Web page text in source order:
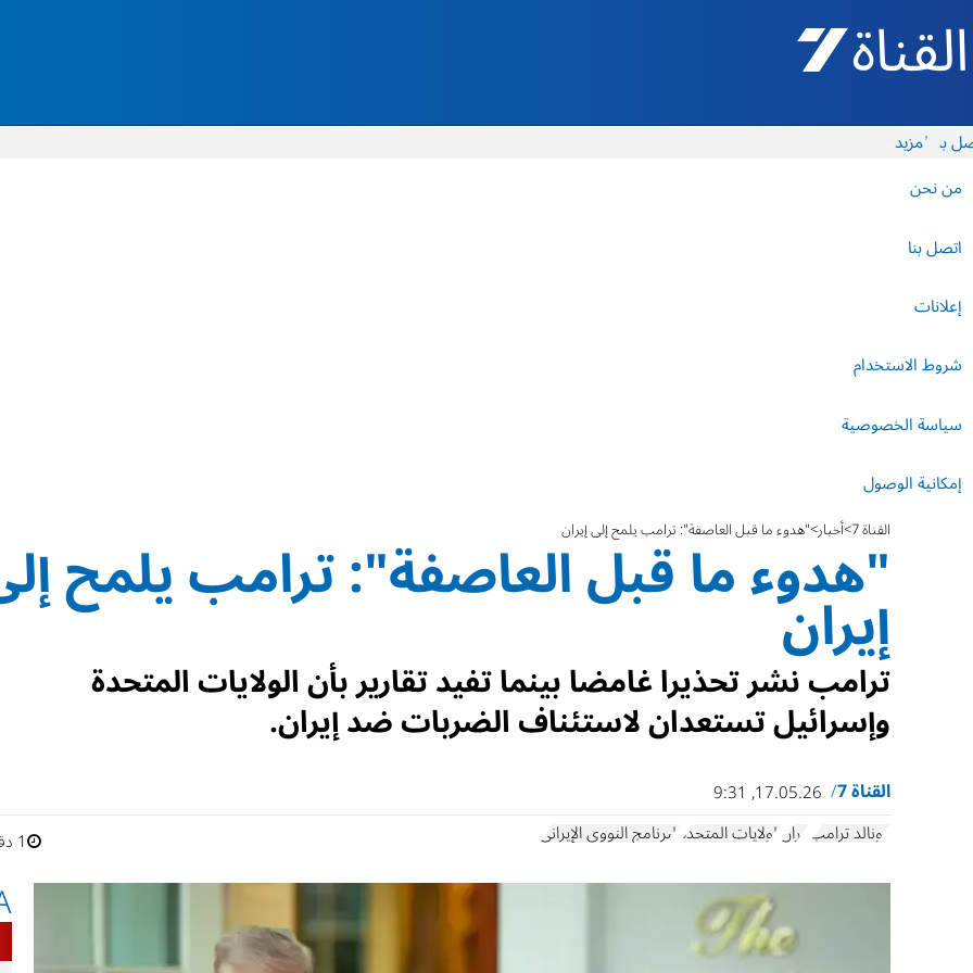
القناة 7 - أروتس شيفع
بنا
من نحن
اتصل بنا
إعلانات
شروط الاستخدام
سياسة الخصوصية
إمكانية الوصول
المزيد
القناة 7 أخبار "هدوء ما قبل العاصفة": ترامب يلمح إلى إيران
"هدوء ما قبل العاصفة": ترامب يلمح
إيران
ترامب نشر تحذيرا غامضا بينما تفيد تقارير بأن الولايات المتحدة
وإسرائيل تستعدان لاستئناف الضربات ضد إيران.
القناة 7
17.05.26, 9:31
دونالد ترامب إيرانالولايات المتحدة البرنامج النووي الإيراني 1 دقائق